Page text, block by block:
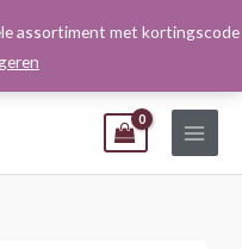
assortiment met kortingscode